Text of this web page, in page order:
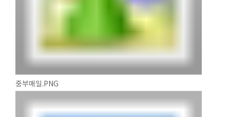
중부매일.PNG